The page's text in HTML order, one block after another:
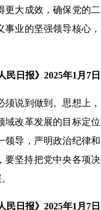
更大成效，确保党的二
业的坚强领导核心，
日报》2025年1月7日
说到做到。思想上，
域改革发展的目标定位
领导，严明政治纪律和
要坚持把党中央各项决
日报》2025年1月7日